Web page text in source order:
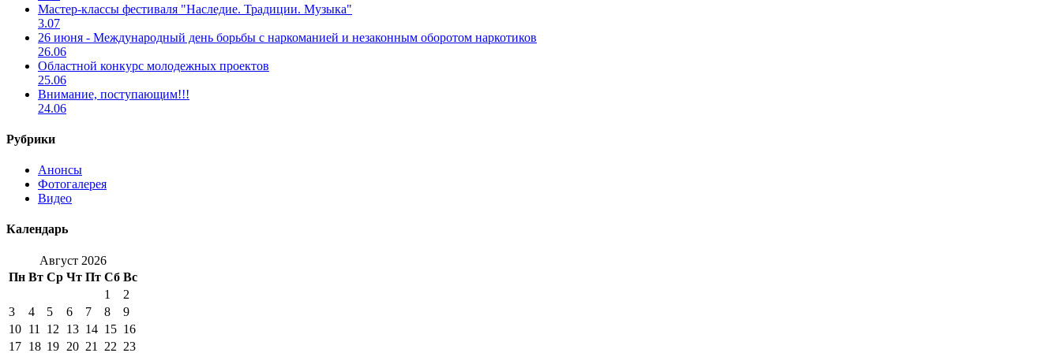
Мастер-классы фестиваля "Наследие. Традиции. Музыка"
3.07
26 июня - Международный день борьбы с наркоманией и незаконным оборотом наркотиков
26.06
Областной конкурс молодежных проектов
25.06
Внимание, поступающим!!!
24.06
Рубрики
Анонсы
Фотогалерея
Видео
Календарь
Август 2026
Пн Вт Ср Чт Пт Сб Вс
1
2
3
4 5 6 7 8
9
10 11 12 13 14 15 16
17 18 19 20 21 22 23